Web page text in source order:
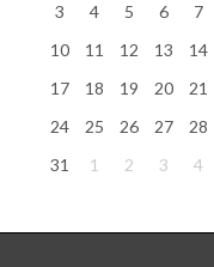
3
4 5 6 7
10
11 12 13 14
17
18 19 20 21
24
25 26 27 28
31
1 2 3 4